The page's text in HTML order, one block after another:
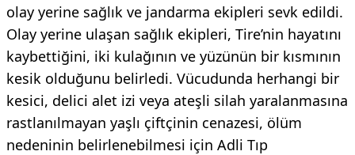
olay yerine sağlık ve jandarma ekipleri sevk edildi.
Olay yerine ulaşan sağlık ekipleri, Tire’nin hayatını
kaybettiğini, iki kulağının ve yüzünün bir kısmının
kesik olduğunu belirledi. Vücudunda herhangi bir
kesici, delici alet izi veya ateşli silah yaralanmasına
rastlanılmayan yaşlı çiftçinin cenazesi, ölüm
nedeninin belirlenebilmesi için Adli Tıp